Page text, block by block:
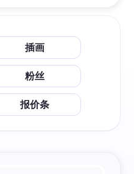
插画
粉丝
报价条